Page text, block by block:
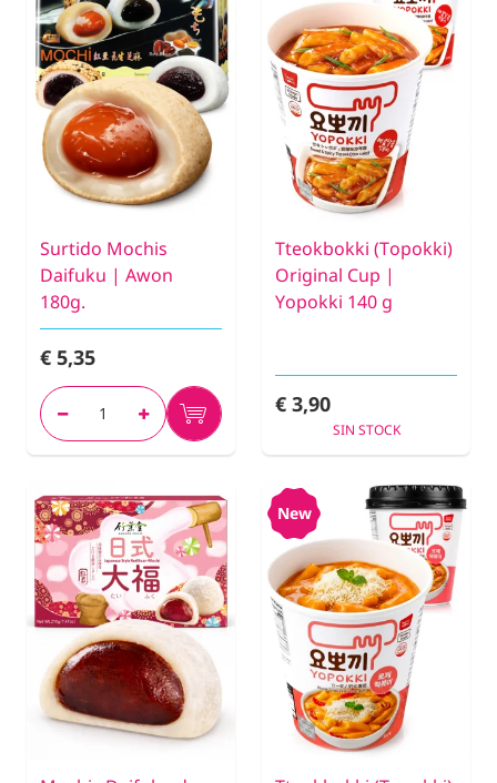
Surtido Mochis
Daifuku | Awon
180g.
€ 5,35
Tteokbokki (Topokki)
Original Cup |
Yopokki 140 g
€ 3,90
SIN STOCK
New